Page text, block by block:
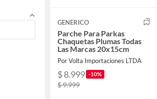
GENERICO
Parche Para Parkas
Chaquetas Plumas Todas
Las Marcas 20x15cm
Por Volta Importaciones LTDA
$ 8.999 -10%
$ 9.999